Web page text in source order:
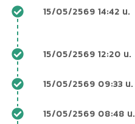
15/05/2569 14:42 น.
15/05/2569 12:20 น.
15/05/2569 09:33 น.
15/05/2569 08:48 น.